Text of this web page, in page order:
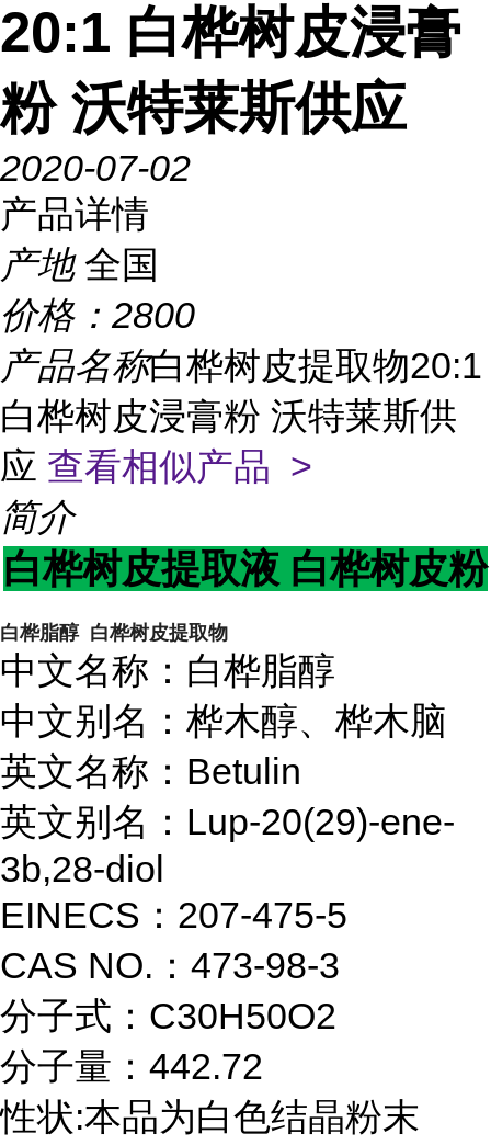
20:1 白桦树皮浸膏
粉 沃特莱斯供应
2020-07-02
产品详情
产地 全国
价格： 2800
产品名称白桦树皮提取物20:1
白桦树皮浸膏粉 沃特莱斯供
应 查看相似产品 >
简介
白桦树皮提取液 白桦树皮粉
白桦脂醇 白桦树皮提取物
中文名称：白桦脂醇
中文别名：桦木醇、桦木脑
英文名称：Betulin
英文别名：Lup-20(29)-ene-
3b,28-diol
EINECS：207-475-5
CAS NO.：473-98-3
分子式：C30H50O2
分子量：442.72
性状:本品为白色结晶粉末